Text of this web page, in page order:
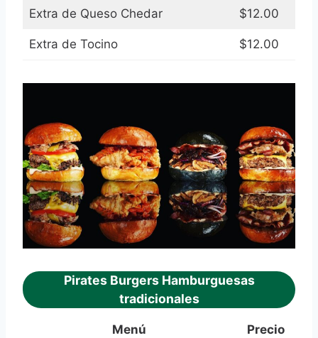
Extra de Queso Chedar $12.00
Extra de Tocino $12.00
Pirates Burgers Hamburguesas
tradicionales
Menú Precio